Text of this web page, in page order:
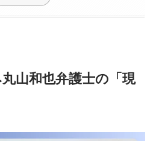
山和也弁護士の「現